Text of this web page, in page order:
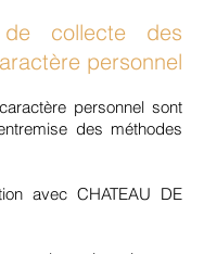
collecte des
personnel
personnel sont
des méthodes
avec CHATEAU DE